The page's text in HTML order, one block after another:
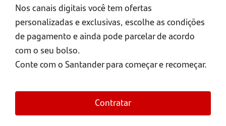
Nos canais digitais você tem ofertas
personalizadas e exclusivas, escolhe as condições
de pagamento e ainda pode parcelar de acordo
com o seu bolso.
Conte com o Santander para começar e recomeçar.
Contratar